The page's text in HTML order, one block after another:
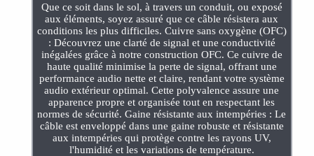
Que ce soit dans le sol, à travers un conduit, ou exposé
aux éléments, soyez assuré que ce câble résistera aux
conditions les plus difficiles. Cuivre sans oxygène (OFC)
: Découvrez une clarté de signal et une conductivité
inégalées grâce à notre construction OFC. Ce cuivre de
haute qualité minimise la perte de signal, offrant une
performance audio nette et claire, rendant votre système
audio extérieur optimal. Cette polyvalence assure une
apparence propre et organisée tout en respectant les
normes de sécurité. Gaine résistante aux intempéries : Le
câble est enveloppé dans une gaine robuste et résistante
aux intempéries qui protège contre les rayons UV,
l'humidité et les variations de température.